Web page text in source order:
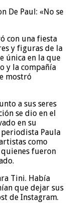
con una fiesta
y figuras de la
única en la que
y la compañía
mostró
a sus seres
se dio en el
en su
Paula
como
quienes fueron
Tini. Había
que dejar sus
de Instagram.